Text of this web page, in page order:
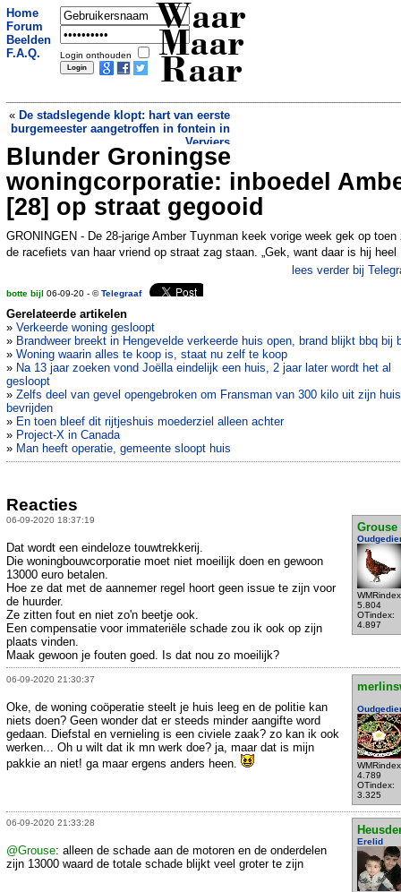
Home
Forum
Beelden
F.A.Q.
Login onthouden
Waar
Maar
Raar
« De stadslegende klopt: hart van eerste
burgemeester aangetroffen in fontein in
Verviers
Zwaan rust even uit op A16
Blunder Groningse
woningcorporatie: inboedel
[28] op straat gegooid
GRONINGEN - De 28-jarige Amber Tuynman keek vorige week gek op toen
de racefiets van haar vriend op straat zag staan. „Gek, want daar is hij heel
lees verder bij
botte bijl 06-09-20 - ©Telegraaf
Gerelateerde artikelen
» Verkeerde woning gesloopt
» Brandweer breekt in Hengevelde verkeerde huis open, brand blijkt bbq bij
» Woning waarin alles te koop is, staat nu zelf te koop
» Na 13 jaar zoeken vond Joëlla eindelijk een huis, 2 jaar later wordt het al
gesloopt
» Zelfs deel van gevel opengebroken om Fransman van 300 kilo uit zijn
bevrijden
» En toen bleef dit rijtjeshuis moederziel alleen achter
» Project-X in Canada
» Man heeft operatie, gemeente sloopt huis
Reacties
06-09-2020 18:37:19
Grouse
5.804
OTindex:
4.897
Dat wordt een eindeloze touwtrekkerij.
Die woningbouwcorporatie moet niet moeilijk doen en gewoon
13000 euro betalen.
Hoe ze dat met de aannemer regel hoort geen issue te zijn voor
de huurder.
Ze zitten fout en niet zo'n beetje ook.
Een compensatie voor immateriële schade zou ik ook op zijn
plaats vinden.
Maak gewoon je fouten goed. Is dat nou zo moeilijk?
06-09-2020 21:30:37
4.789
OTindex:
3.325
Oke, de woning coöperatie steelt je huis leeg en de politie kan
niets doen? Geen wonder dat er steeds minder aangifte word
gedaan. Diefstal en vernieling is een civiele zaak? zo kan ik ook
werken... Oh u wilt dat ik mn werk doe? ja, maar dat is mijn
pakkie an niet! ga maar ergens anders heen.
06-09-2020 21:33:28
Erelid
@Grouse: alleen de schade aan de motoren en de onderdelen
zijn 13000 waard de totale schade blijkt veel groter te zijn